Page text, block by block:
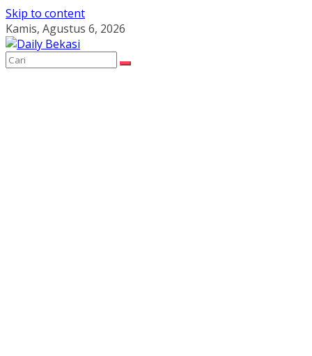
Skip to content
Kamis, Agustus 6, 2026